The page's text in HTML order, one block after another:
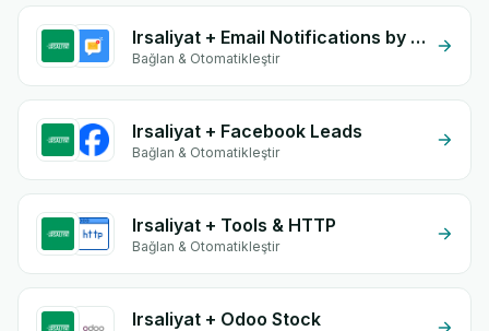
Irsaliyat + Email Notifications by eGrow
Bağlan & Otomatikleştir
Irsaliyat + Facebook Leads
Bağlan & Otomatikleştir
Irsaliyat + Tools & HTTP
Bağlan & Otomatikleştir
Irsaliyat + Odoo Stock